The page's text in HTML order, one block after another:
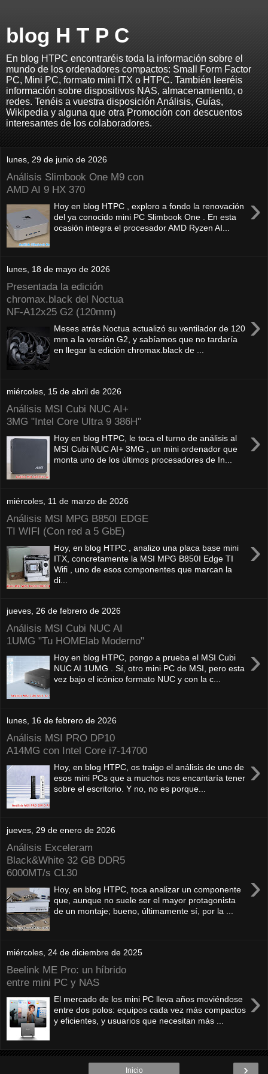
blog H T P C
En blog HTPC encontraréis toda la información sobre el
mundo de los ordenadores compactos: Small Form Factor
PC, Mini PC, formato mini ITX o HTPC. También leeréis
información sobre dispositivos NAS, almacenamiento, o
redes. Tenéis a vuestra disposición Análisis, Guías,
Wikipedia y alguna que otra Promoción con descuentos
interesantes de los colaboradores.
lunes, 29 de junio de 2026
Análisis Slimbook One M9 con
AMD AI 9 HX 370
›
Hoy en blog HTPC , exploro a fondo la renovación
del ya conocido mini PC Slimbook One . En esta
ocasión integra el procesador AMD Ryzen AI...
lunes, 18 de mayo de 2026
Presentada la edición
chromax.black del Noctua
NF‑A12x25 G2 (120mm)
›
Meses atrás Noctua actualizó su ventilador de 120
mm a la versión G2, y sabíamos que no tardaría
en llegar la edición chromax.black de ...
miércoles, 15 de abril de 2026
Análisis MSI Cubi NUC AI+
3MG "Intel Core Ultra 9 386H"
›
Hoy en blog HTPC, le toca el turno de análisis al
MSI Cubi NUC AI+ 3MG , un mini ordenador que
monta uno de los últimos procesadores de In...
miércoles, 11 de marzo de 2026
Análisis MSI MPG B850I EDGE
TI WIFI (Con red a 5 GbE)
›
Hoy, en blog HTPC , analizo una placa base mini
ITX, concretamente la MSI MPG B850I Edge TI
Wifi , uno de esos componentes que marcan la
di...
jueves, 26 de febrero de 2026
Análisis MSI Cubi NUC AI
1UMG "Tu HOMElab Moderno"
›
Hoy en blog HTPC, pongo a prueba el MSI Cubi
NUC AI 1UMG . Sí, otro mini PC de MSI, pero esta
vez bajo el icónico formato NUC y con la c...
lunes, 16 de febrero de 2026
Análisis MSI PRO DP10
A14MG con Intel Core i7-14700
›
Hoy, en blog HTPC, os traigo el análisis de uno de
esos mini PCs que a muchos nos encantaría tener
sobre el escritorio. Y no, no es porque...
jueves, 29 de enero de 2026
Análisis Exceleram
Black&White 32 GB DDR5
6000MT/s CL30
›
Hoy, en blog HTPC, toca analizar un componente
que, aunque no suele ser el mayor protagonista
de un montaje; bueno, últimamente sí, por la ...
miércoles, 24 de diciembre de 2025
Beelink ME Pro: un híbrido
entre mini PC y NAS
›
El mercado de los mini PC lleva años moviéndose
entre dos polos: equipos cada vez más compactos
y eficientes, y usuarios que necesitan más ...
›
Inicio